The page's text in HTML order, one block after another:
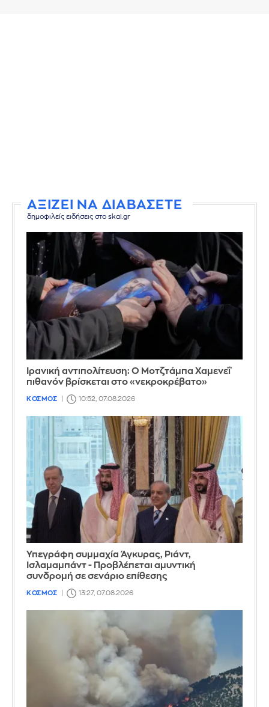
ΑΞΙΖΕΙ ΝΑ ΔΙΑΒΑΣΕΤΕ
δημοφιλείς ειδήσεις στο skai.gr
Ιρανική αντιπολίτευση: Ο Μοτζτάμπα Χαμενεΐ
πιθανόν βρίσκεται στο «νεκροκρέβατο»
ΚΟΣΜΟΣ 10:52, 07.08.2026
Υπεγράφη συμμαχία Άγκυρας, Ριάντ,
Ισλαμαμπάντ - Προβλέπεται αμυντική
συνδρομή σε σενάριο επίθεσης
ΚΟΣΜΟΣ 13:27, 07.08.2026